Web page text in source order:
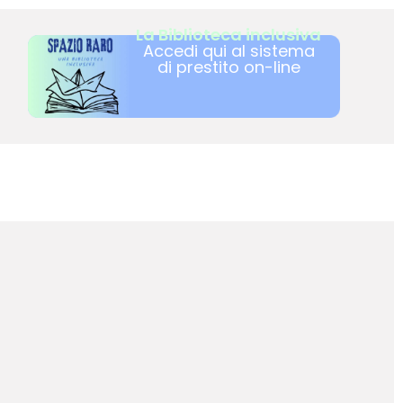
La Biblioteca inclusiva
Accedi qui al sistema
di prestito on-line